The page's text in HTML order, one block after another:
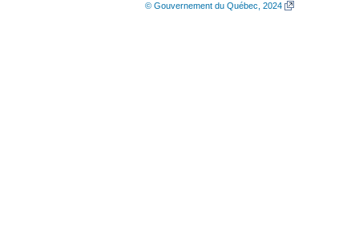
© Gouvernement du Québec, 2024